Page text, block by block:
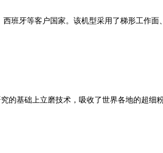
班牙等客户国家。该机型采用了梯形工作
的基础上立磨技术，吸收了世界各地的超